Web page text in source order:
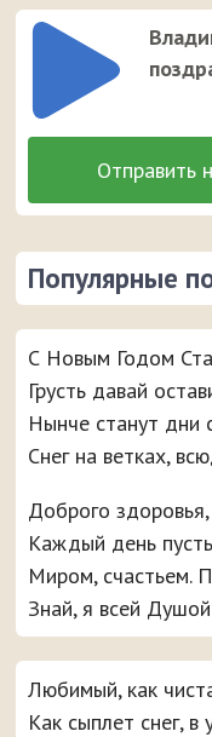
Популярные
С Новым Годом
Грусть давай
Нынче станут дни
Снег на ветках,
Доброго
Каждый день
Миром, счастьем.
Знай, я всей
Любимый, как
Как сыплет снег, в